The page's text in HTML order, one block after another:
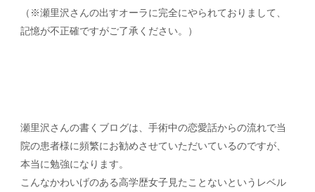
（※瀬里沢さんの出すオーラに完全にやられておりまして、
記憶が不正確ですがご了承ください。）
瀬里沢さんの書くブログは、手術中の恋愛話からの流れで当
院の患者様に頻繁にお勧めさせていただいているのですが、
本当に勉強になります。
こんなかわいげのある高学歴女子見たことないというレベル